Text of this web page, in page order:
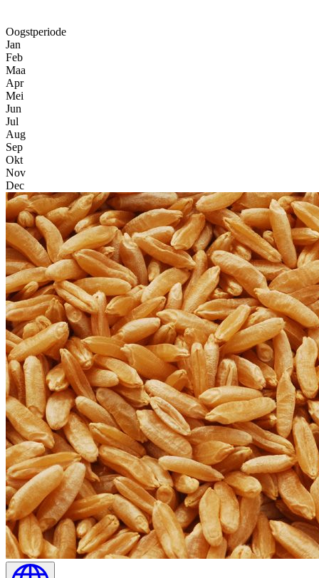
Oogstperiode
Jan
Feb
Maa
Apr
Mei
Jun
Jul
Aug
Sep
Okt
Nov
Dec